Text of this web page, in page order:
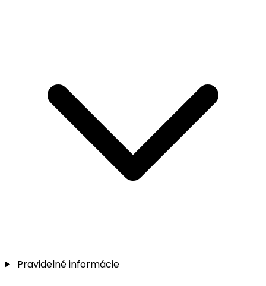
Pravidelné informácie